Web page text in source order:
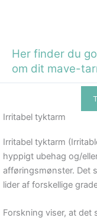
Her finder du
om dit mave-
Irritabel tyktarm
Irritabel tyktarm
hyppigt ubehag og/
afføringsmønster. Det
lider af forskellige
Forskning viser, at det